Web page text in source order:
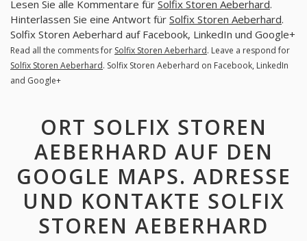
Lesen Sie alle Kommentare für Solfix Storen Aeberhard.
Hinterlassen Sie eine Antwort für Solfix Storen Aeberhard.
Solfix Storen Aeberhard auf Facebook, LinkedIn und Google+
Read all the comments for Solfix Storen Aeberhard. Leave a respond for
Solfix Storen Aeberhard. Solfix Storen Aeberhard on Facebook, LinkedIn
and Google+
ORT SOLFIX STOREN
AEBERHARD AUF DEN
GOOGLE MAPS. ADRESSE
UND KONTAKTE SOLFIX
STOREN AEBERHARD